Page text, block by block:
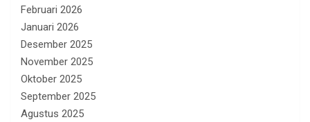
Februari 2026
Januari 2026
Desember 2025
November 2025
Oktober 2025
September 2025
Agustus 2025